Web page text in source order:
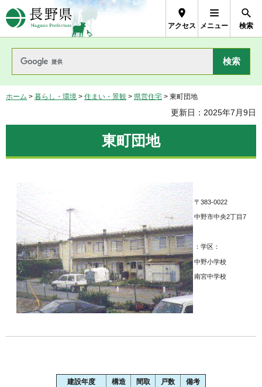
長野県Nagano Prefecture
アクセス メニュー 検索
ホーム > 暮らし・環境 > 住まい・景観 > 県営住宅 > 東町団地
更新日：2025年7月9日
東町団地
〒383-0022
中野市中央2丁目7
：学区：
中野小学校
南宮中学校
建設年度 構造 間取 戸数
備考